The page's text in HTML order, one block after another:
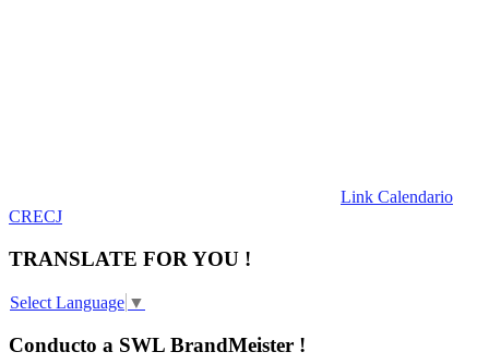
Link Calendario
CRECJ
TRANSLATE FOR YOU !
Select Language ▼
Conducto a SWL BrandMeister !